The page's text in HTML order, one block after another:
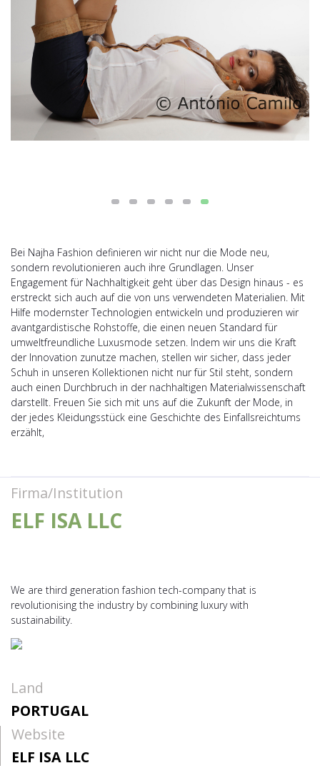
Bei Najha Fashion definieren wir nicht nur die Mode neu,
sondern revolutionieren auch ihre Grundlagen. Unser
Engagement für Nachhaltigkeit geht über das Design hinaus - es
erstreckt sich auch auf die von uns verwendeten Materialien. Mit
Hilfe modernster Technologien entwickeln und produzieren wir
avantgardistische Rohstoffe, die einen neuen Standard für
umweltfreundliche Luxusmode setzen. Indem wir uns die Kraft
der Innovation zunutze machen, stellen wir sicher, dass jeder
Schuh in unseren Kollektionen nicht nur für Stil steht, sondern
auch einen Durchbruch in der nachhaltigen Materialwissenschaft
darstellt. Freuen Sie sich mit uns auf die Zukunft der Mode, in
der jedes Kleidungsstück eine Geschichte des Einfallsreichtums
erzählt,
Firma/Institution
ELF ISA LLC
We are third generation fashion tech-company that is
revolutionising the industry by combining luxury with
sustainability.
Land
PORTUGAL
Website
ELF ISA LLC